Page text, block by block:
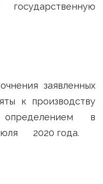
заявленных
к производству
в
2020 года.